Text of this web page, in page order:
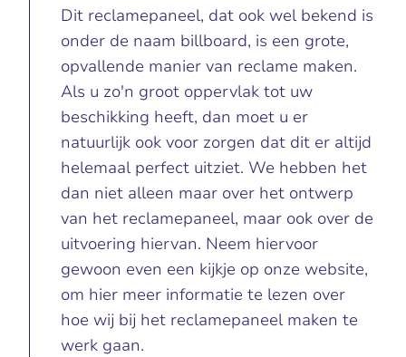
Dit reclamepaneel, dat ook wel bekend is
onder de naam billboard, is een grote,
opvallende manier van reclame maken.
Als u zo'n groot oppervlak tot uw
beschikking heeft, dan moet u er
natuurlijk ook voor zorgen dat dit er altijd
helemaal perfect uitziet. We hebben het
dan niet alleen maar over het ontwerp
van het reclamepaneel, maar ook over de
uitvoering hiervan. Neem hiervoor
gewoon even een kijkje op onze website,
om hier meer informatie te lezen over
hoe wij bij het reclamepaneel maken te
werk gaan.